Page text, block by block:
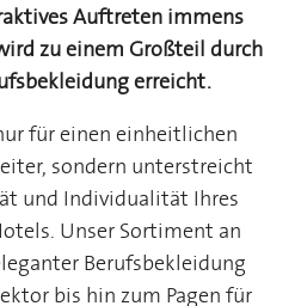
Auftreten immens
zu einem Großteil durch
erreicht.
für einen einheitlichen
sondern unterstreicht
und Individualität Ihres
Unser Sortiment an
Berufsbekleidung
bis hin zum Pagen für